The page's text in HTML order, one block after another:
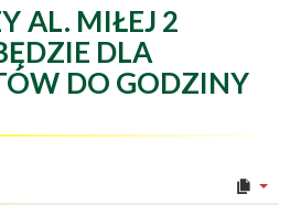
AL. MIŁEJ 2
DLA
DO GODZINY